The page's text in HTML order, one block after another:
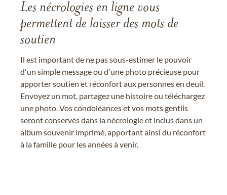
Les nécrologies en ligne vous
permettent de laisser des mots de
soutien
Il est important de ne pas sous-estimer le pouvoir
d'un simple message ou d'une photo précieuse pour
apporter soutien et réconfort aux personnes en deuil.
Envoyez un mot, partagez une histoire ou téléchargez
une photo. Vos condoléances et vos mots gentils
seront conservés dans la nécrologie et inclus dans un
album souvenir imprimé, apportant ainsi du réconfort
à la famille pour les années à venir.